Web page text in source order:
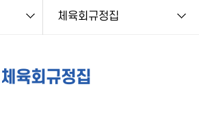
체육회규정집
체육회규정집